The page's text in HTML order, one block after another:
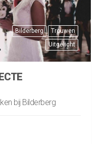
Bilderberg
Trouwen
Uitgelicht
bij Bilderberg